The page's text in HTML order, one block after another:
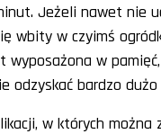
Jeżeli nawet nie
wbity w czyimś
wyposażona w
bardzo dużo
w których można